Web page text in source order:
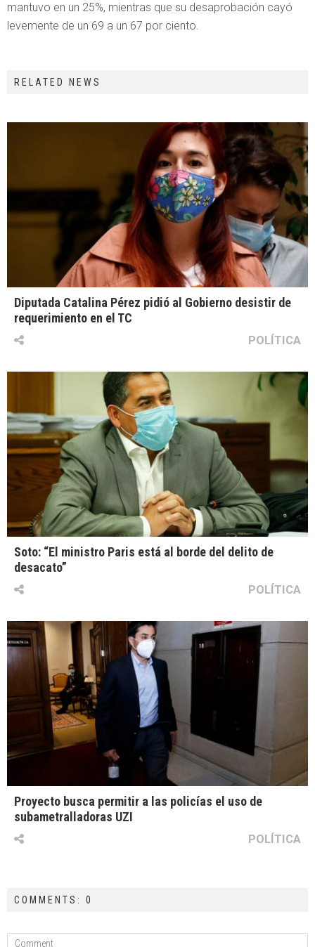
mantuvo en un 25%, mientras que su desaprobación cayó
levemente de un 69 a un 67 por ciento.
RELATED NEWS
Diputada Catalina Pérez pidió al Gobierno desistir de
requerimiento en el TC
POLÍTICA
Soto: “El ministro Paris está al borde del delito de
desacato”
POLÍTICA
Proyecto busca permitir a las policías el uso de
subametralladoras UZI
POLÍTICA
COMMENTS: 0